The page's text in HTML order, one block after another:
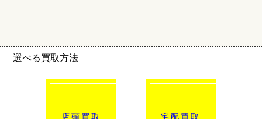
選べる買取方法
店頭買取 宅配買取